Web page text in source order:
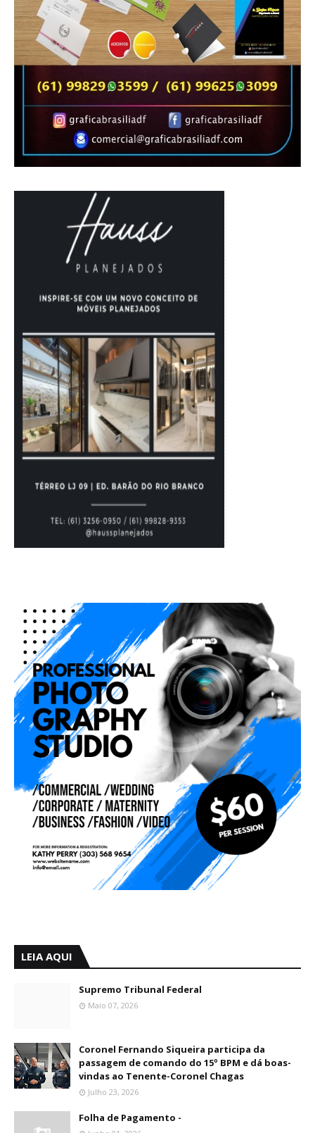
LEIA AQUI
Supremo Tribunal Federal
Maio 07, 2026
Coronel Fernando Siqueira participa da
passagem de comando do 15º BPM e dá boas-
vindas ao Tenente-Coronel Chagas
Julho 23, 2026
Folha de Pagamento -